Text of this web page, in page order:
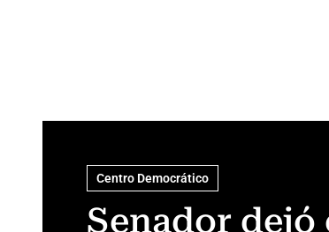
Centro Democrático
Senador